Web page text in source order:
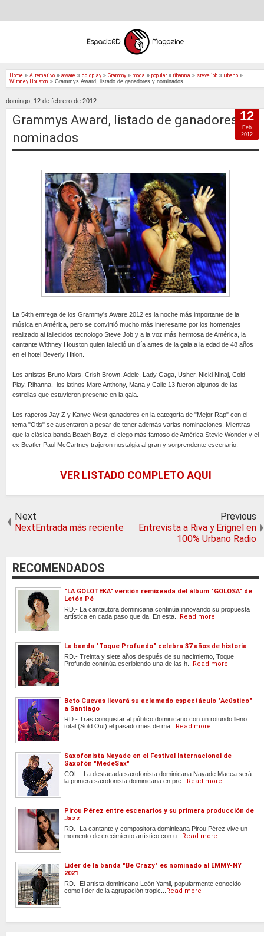
Home » Alternativo » aware » coldplay » Grammy » moda » popular» rihanna » steve job » urbano »
Withney Houston » Grammys Award, listado de ganadores y nominados
domingo, 12 de febrero de 2012
Grammys Award, listado de ganadores y
nominados
La 54th entrega de los Grammy's Aware 2012 es la noche más importante de la
música en América, pero se convirtió mucho más interesante por los homenajes
realizado al fallecidos tecnologo Steve Job y a la voz más hermosa de América, la
cantante Withney Houston quien falleció un día antes de la gala a la edad de 48 años
en el hotel Beverly Hitlon.
Los artistas Bruno Mars, Crish Brown, Adele, Lady Gaga, Usher, Nicki Ninaj, Cold
Play, Rihanna, los latinos Marc Anthony, Mana y Calle 13 fueron algunos de las
estrellas que estuvieron presente en la gala.
Los raperos Jay Z y Kanye West ganadores en la categoría de "Mejor Rap" con el
tema "Otis" se ausentaron a pesar de tener además varias nominaciones. Mientras
que la clásica banda Beach Boyz, el ciego más famoso de América Stevie Wonder y el
ex Beatler Paul McCartney trajeron nostalgia al gran y sorprendente escenario.
VER LISTADO COMPLETO AQUI
12
Feb
2012
Next
NextEntrada más reciente
Previous
Entrevista a Riva y Erignel en
100% Urbano Radio
RECOMENDADOS
"LA GOLOTEKA" versión remixeada del álbum "GOLOSA" de
Letón Pé
RD.- La cantautora dominicana continúa innovando su propuesta
artística en cada paso que da. En esta...
Read more
La banda "Toque Profundo" celebra 37 años de historia
RD.- Treinta y siete años después de su nacimiento, Toque
Profundo continúa escribiendo una de las h...
Read more
Beto Cuevas llevará su aclamado espectáculo "Acústico"
a Santiago
RD.- Tras conquistar al público dominicano con un rotundo lleno
total (Sold Out) el pasado mes de ma...
Read more
Saxofonista Nayade en el Festival Internacional de
Saxofón "MedeSax"
COL.- La destacada saxofonista dominicana Nayade Macea será
la primera saxofonista dominicana en pre...
Read more
Pirou Pérez entre escenarios y su primera producción de
Jazz
RD.- La cantante y compositora dominicana Pirou Pérez vive un
momento de crecimiento artístico con u...
Read more
Lider de la banda "Be Crazy" es nominado al EMMY-NY
2021
RD.- El artista dominicano León Yamil, popularmente conocido
como líder de la agrupación tropic...
Read more